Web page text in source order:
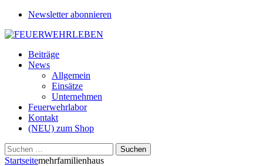
Newsletter abonnieren
Beiträge
News
Allgemein
Einsätze
Unternehmen
Feuerwehrlabor
Kontakt
(NEU) zum Shop
Suchen
nach:
Startseitemehrfamilienhaus